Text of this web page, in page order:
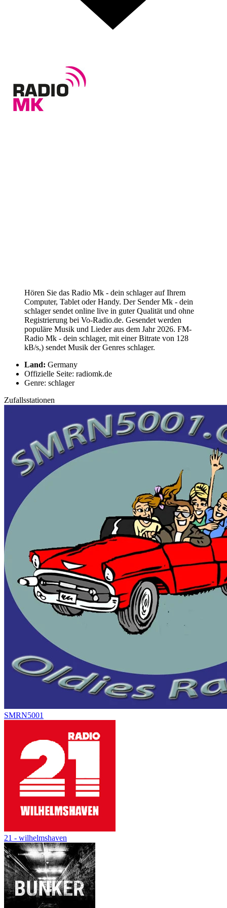
Hören Sie das Radio Mk - dein schlager auf Ihrem
Computer, Tablet oder Handy. Der Sender Mk - dein
schlager sendet online live in guter Qualität und ohne
Registrierung bei Vo-Radio.de. Gesendet werden
populäre Musik und Lieder aus dem Jahr 2026. FM-
Radio Mk - dein schlager, mit einer Bitrate von 128
kB/s,) sendet Musik der Genres schlager.
Land: Germany
Offizielle Seite: radiomk.de
Genre: schlager
Zufallsstationen
SMRN5001
21 - wilhelmshaven